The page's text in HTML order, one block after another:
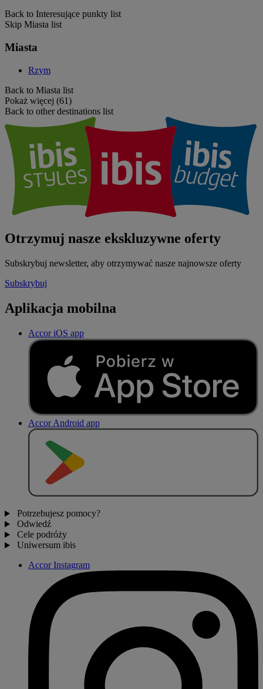
Back to Interesujące punkty list
Skip Miasta list
Miasta
Rzym
Back to Miasta list
Pokaż więcej (61)
Back to other destinations list
Otrzymuj nasze ekskluzywne oferty
Subskrybuj newsletter, aby otrzymywać nasze najnowsze oferty
Subskrybuj
Aplikacja mobilna
Accor iOS app
Accor Android app
Potrzebujesz pomocy?
Odwiedź
Cele podróży
Uniwersum ibis
Accor Instagram